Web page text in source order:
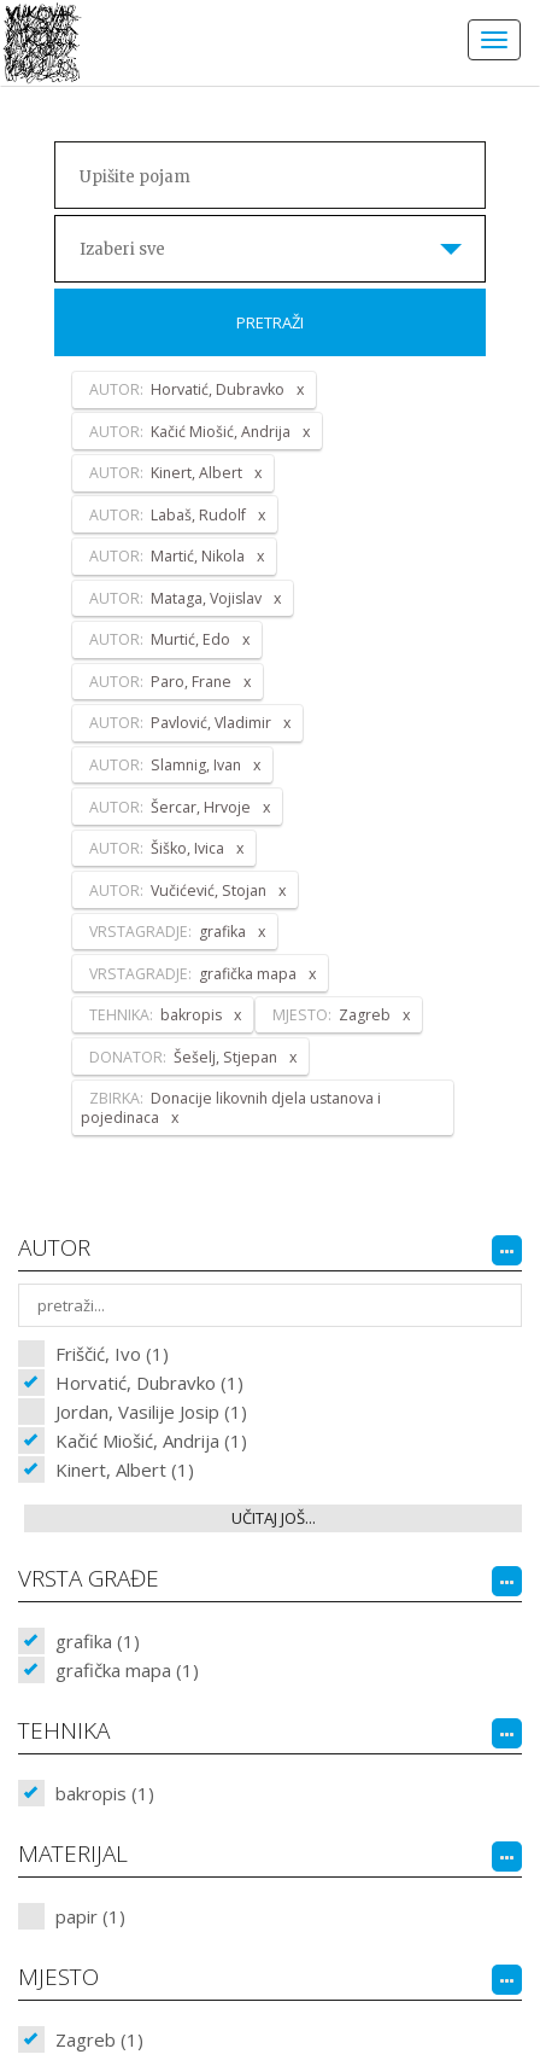
Izaberi sve
PRETRAŽI
AUTOR: Horvatić, Dubravko
AUTOR: Kačić Miošić, Andrija
AUTOR: Kinert, Albert
AUTOR: Labaš, Rudolf
AUTOR: Martić, Nikola
AUTOR: Mataga, Vojislav
AUTOR: Murtić, Edo
AUTOR: Paro, Frane
AUTOR: Pavlović, Vladimir
AUTOR: Slamnig, Ivan
AUTOR: Šercar, Hrvoje
AUTOR: Šiško, Ivica
AUTOR: Vučićević, Stojan
VRSTAGRADJE: grafika
VRSTAGRADJE: grafička mapa
TEHNIKA: bakropis MJESTO: Zagreb
DONATOR: Šešelj, Stjepan
ZBIRKA: Donacije likovnih djela ustanova i
pojedinaca
AUTOR
Friščić, Ivo (1)
Horvatić, Dubravko (1)
Jordan, Vasilije Josip (1)
Kačić Miošić, Andrija (1)
Kinert, Albert (1)
UČITAJ JOŠ...
VRSTA GRAĐE
grafika (1)
grafička mapa (1)
TEHNIKA
bakropis (1)
MATERIJAL
papir (1)
MJESTO
Zagreb (1)